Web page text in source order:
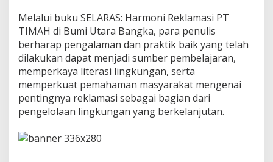
Melalui buku SELARAS: Harmoni Reklamasi PT
TIMAH di Bumi Utara Bangka, para penulis
berharap pengalaman dan praktik baik yang telah
dilakukan dapat menjadi sumber pembelajaran,
memperkaya literasi lingkungan, serta
memperkuat pemahaman masyarakat mengenai
pentingnya reklamasi sebagai bagian dari
pengelolaan lingkungan yang berkelanjutan.